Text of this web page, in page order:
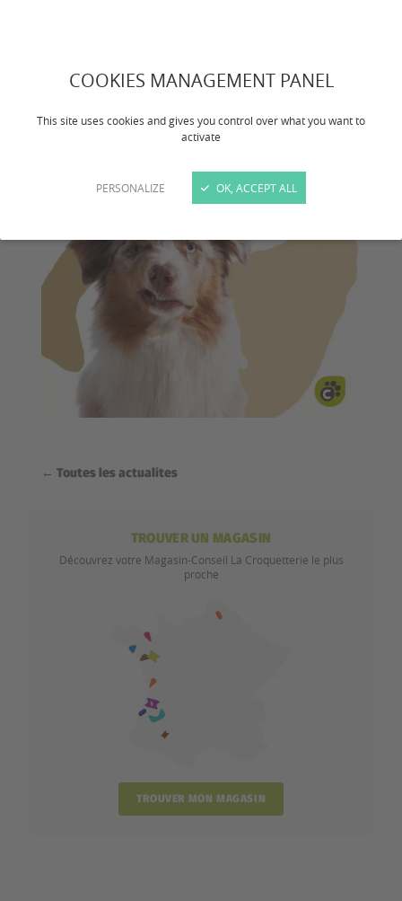
COOKIES MANAGEMENT PANEL
This site uses cookies and gives you control over what you want to
activate
PERSONALIZE OK, ACCEPT ALL
← Toutes les actualites
TROUVER UN MAGASIN
Découvrez votre Magasin-Conseil La Croquetterie le plus
proche
TROUVER MON MAGASIN